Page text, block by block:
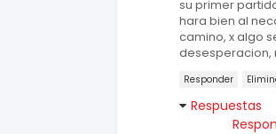
su primer
hara bien al
camino, x algo
desesperacion,
Responder
Respuestas